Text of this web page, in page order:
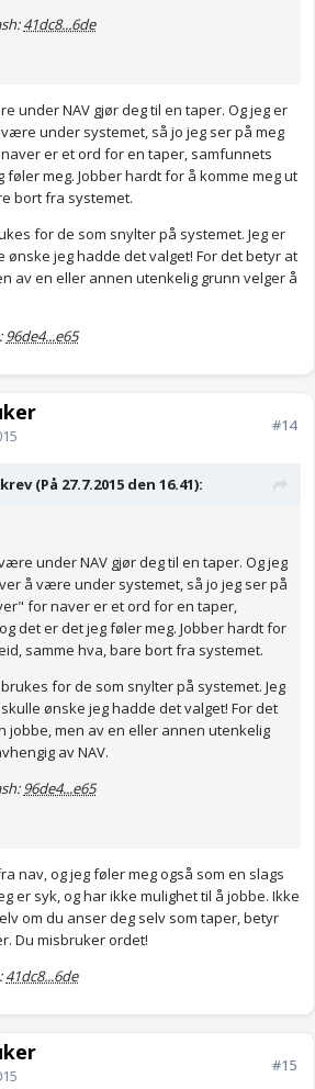
41dc8...6de
under NAV gjør deg til en taper. Og jeg er
under systemet, så jo jeg ser på meg
er et ord for en taper, samfunnets
føler meg. Jobber hardt for å komme meg ut
bort fra systemet.
for de som snylter på systemet. Jeg er
ønske jeg hadde det valget! For det betyr at
av en eller annen utenkelig grunn velger å
96de4...e65
#14
(På 27.7.2015 den 16.41):
under NAV gjør deg til en taper. Og jeg
å være under systemet, så jo jeg ser på
for naver er et ord for en taper,
det er det jeg føler meg. Jobber hardt for
samme hva, bare bort fra systemet.
for de som snylter på systemet. Jeg
ønske jeg hadde det valget! For det
jobbe, men av en eller annen utenkelig
av NAV.
96de4...e65
nav, og jeg føler meg også som en slags
er syk, og har ikke mulighet til å jobbe. Ikke
om du anser deg selv som taper, betyr
Du misbruker ordet!
41dc8...6de
#15